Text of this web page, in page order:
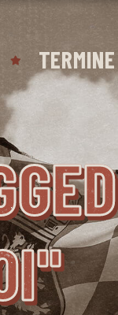
TERMINE